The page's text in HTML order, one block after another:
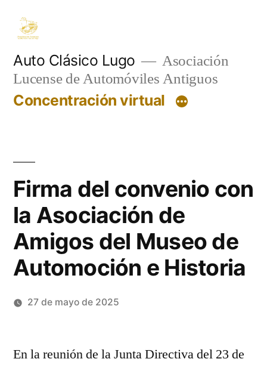
contenido
Auto Clásico Lugo
Asociación
Lucense de Automóviles Antiguos
Concentración virtual
Firma del convenio con
la Asociación de
Amigos del Museo de
Automoción e Historia
27 de mayo de 2025
En la reunión de la Junta Directiva del 23 de